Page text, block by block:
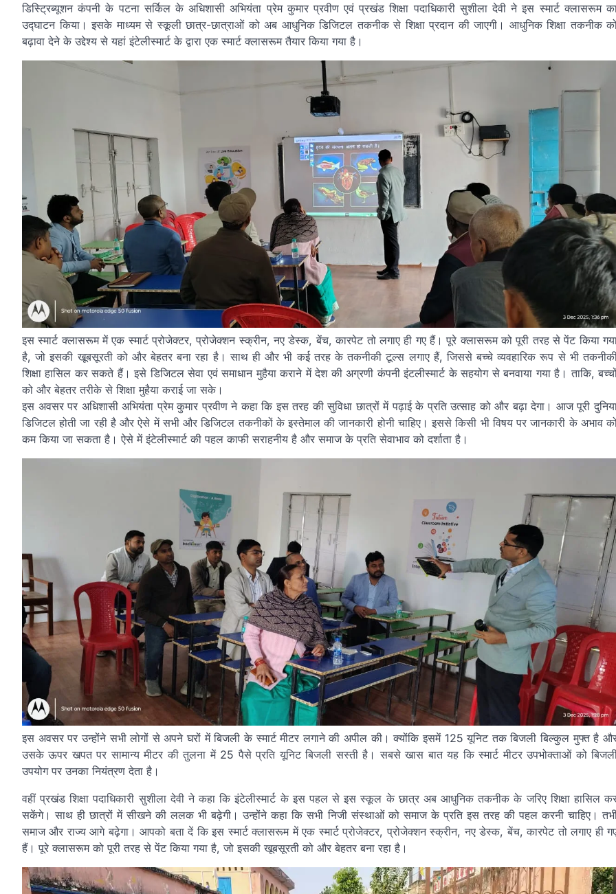
डिस्ट्रिब्यूशन कंपनी के पटना सर्किल के अधिशासी अभियंता प्रेम कुमार प्रवीण एवं प्रखंड शिक्षा पदाधिकारी सुशीला देवी ने इस स्मार्ट क्लासरूम
उद्घाटन किया। इसके माध्यम से स्कूली छात्र-छात्राओं को अब आधुनिक डिजिटल तकनीक से शिक्षा प्रदान की जाएगी। आधुनिक शिक्षा तकनीक
बढ़ावा देने के उद्देश्य से यहां इंटेलीस्मार्ट के द्वारा एक स्मार्ट क्लासरूम तैयार किया गया है।
इस स्मार्ट क्लासरूम में एक स्मार्ट प्रोजेक्टर, प्रोजेक्शन स्क्रीन, नए डेस्क, बेंच, कारपेट तो लगाए ही गए हैं। पूरे क्लासरूम को पूरी तरह से पेंट किया
है, जो इसकी खूबसूरती को और बेहतर बना रहा है। साथ ही और भी कई तरह के तकनीकी टूल्स लगाए हैं, जिससे बच्चे व्यवहारिक रूप से भी
शिक्षा हासिल कर सकते हैं। इसे डिजिटल सेवा एवं समाधान मुहैया कराने में देश की अग्रणी कंपनी इंटलीस्मार्ट के सहयोग से बनवाया गया है। ताकि,
को और बेहतर तरीके से शिक्षा मुहैया कराई जा सके।
इस अवसर पर अधिशासी अभियंता प्रेम कुमार प्रवीण ने कहा कि इस तरह की सुविधा छात्रों में पढ़ाई के प्रति उत्साह को और बढ़ा देगा। आज पूरी
डिजिटल होती जा रही है और ऐसे में सभी और डिजिटल तकनीकों के इस्तेमाल की जानकारी होनी चाहिए। इससे किसी भी विषय पर जानकारी के अभाव
कम किया जा सकता है। ऐसे में इंटेलीस्मार्ट की पहल काफी सराहनीय है और समाज के प्रति सेवाभाव को दर्शाता है।
इस अवसर पर उन्होंने सभी लोगों से अपने घरों में बिजली के स्मार्ट मीटर लगाने की अपील की। क्योंकि इसमें 125 यूनिट तक बिजली बिल्कुल मुफ्त है
उसके ऊपर खपत पर सामान्य मीटर की तुलना में 25 पैसे प्रति यूनिट बिजली सस्ती है। सबसे खास बात यह कि स्मार्ट मीटर उपभोक्ताओं को
उपयोग पर उनका नियंत्रण देता है।
वहीं प्रखंड शिक्षा पदाधिकारी सुशीला देवी ने कहा कि इंटेलीस्मार्ट के इस पहल से इस स्कूल के छात्र अब आधुनिक तकनीक के जरिए शिक्षा हासिल
सकेंगे। साथ ही छात्रों में सीखने की ललक भी बढ़ेगी। उन्होंने कहा कि सभी निजी संस्थाओं को समाज के प्रति इस तरह की पहल करनी चाहिए।
समाज और राज्य आगे बढ़ेगा। आपको बता दें कि इस स्मार्ट क्लासरूम में एक स्मार्ट प्रोजेक्टर, प्रोजेक्शन स्क्रीन, नए डेस्क, बेंच, कारपेट तो लगाए ही
हैं। पूरे क्लासरूम को पूरी तरह से पेंट किया गया है, जो इसकी खूबसूरती को और बेहतर बना रहा है।